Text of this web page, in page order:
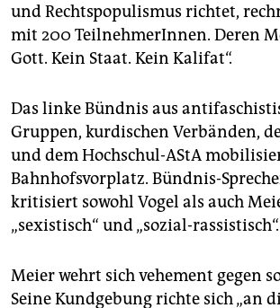
und Rechtspopulismus richtet,
mit 200 TeilnehmerInnen. Deren
Gott. Kein Staat. Kein Kalifat“.
Das linke Bündnis aus
Gruppen, kurdischen Verbänden,
und dem Hochschul-AStA
Bahnhofsvorplatz. Bündnis-
kritisiert sowohl Vogel als auch
„sexistisch“ und „sozial-rassistisch“.
Meier wehrt sich vehement gegen
Seine Kundgebung richte sich „an